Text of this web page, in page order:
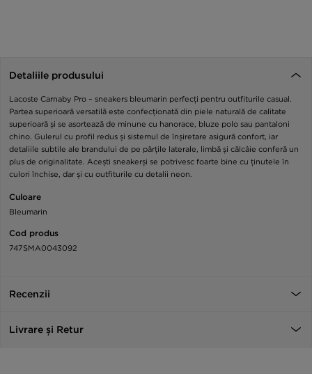
Detaliile produsului
Lacoste Carnaby Pro – sneakers bleumarin perfecți pentru outfiturile casual.
Partea superioară versatilă este confecționată din piele naturală de calitate
superioară și se asortează de minune cu hanorace, bluze polo sau pantaloni
chino. Gulerul cu profil redus și sistemul de înșiretare asigură confort, iar
detaliile subtile ale brandului de pe părțile laterale, limbă și călcâie conferă un
plus de originalitate. Acești sneakerși se potrivesc foarte bine cu ținutele în
culori închise, dar și cu outfiturile cu detalii neon.
Culoare
Bleumarin
Cod produs
747SMA0043092
Recenzii
Livrare și Retur